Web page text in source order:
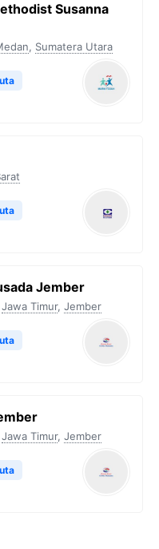
Susanna
, Sumatera Utara
Jember
Jawa Timur, Jember
Jawa Timur, Jember